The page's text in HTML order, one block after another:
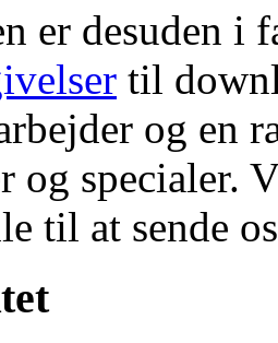
er desuden i
til
og en
og specialer.
til at sende